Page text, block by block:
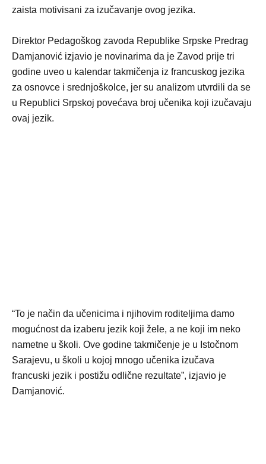
zaista motivisani za izučavanje ovog jezika.
Direktor Pedagoškog zavoda Republike Srpske Predrag
Damjanović izjavio je novinarima da je Zavod prije tri
godine uveo u kalendar takmičenja iz francuskog jezika
za osnovce i srednjoškolce, jer su analizom utvrdili da se
u Republici Srpskoj povećava broj učenika koji izučavaju
ovaj jezik.
“To je način da učenicima i njihovim roditeljima damo
mogućnost da izaberu jezik koji žele, a ne koji im neko
nametne u školi. Ove godine takmičenje je u Istočnom
Sarajevu, u školi u kojoj mnogo učenika izučava
francuski jezik i postižu odlične rezultate”, izjavio je
Damjanović.